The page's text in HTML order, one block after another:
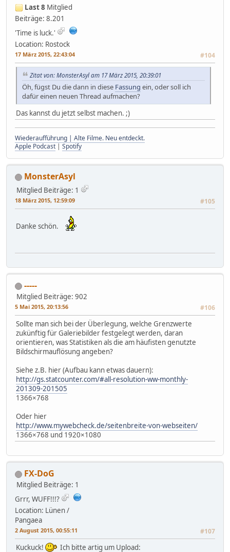
Last 8 Mitglied
Beiträge: 8.201
'Time is luck.'
Location: Rostock
17 März 2015, 22:43:04 #104
Zitat von: MonsterAsyl am 17 März 2015, 20:39:01
Öh, fügst Du die dann in diese Fassung ein, oder soll ich
dafür einen neuen Thread aufmachen?
Das kannst du jetzt selbst machen. ;)
Wiederaufführung | Alte Filme. Neu entdeckt.
Apple Podcast | Spotify
MonsterAsyl
Mitglied Beiträge: 1
18 März 2015, 12:59:09 #105
Danke schön.
-----
Mitglied Beiträge: 902
5 Mai 2015, 20:13:56 #106
Sollte man sich bei der Überlegung, welche Grenzwerte
zukünftig für Galeriebilder festgelegt werden, daran
orientieren, was Statistiken als die am häufisten genutzte
Bildschirmauflösung angeben?
Siehe z.B. hier (Aufbau kann etwas dauern):
http://gs.statcounter.com/#all-resolution-ww-monthly-
201309-201505
1366×768
Oder hier
http://www.mywebcheck.de/seitenbreite-von-webseiten/
1366×768 und 1920×1080
FX-DoG
Mitglied Beiträge: 1
Grrr, WUFF!!!?
Location: Lünen /
Pangaea
2 August 2015, 00:55:11 #107
Kuckuck!
Ich bitte artig um Upload: